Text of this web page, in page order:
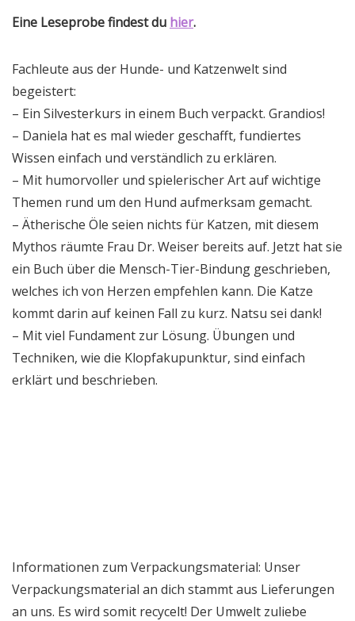
Eine Leseprobe findest du hier.
Fachleute aus der Hunde- und Katzenwelt sind
begeistert:
– Ein Silvesterkurs in einem Buch verpackt. Grandios!
– Daniela hat es mal wieder geschafft, fundiertes
Wissen einfach und verständlich zu erklären.
– Mit humorvoller und spielerischer Art auf wichtige
Themen rund um den Hund aufmerksam gemacht.
– Ätherische Öle seien nichts für Katzen, mit diesem
Mythos räumte Frau Dr. Weiser bereits auf. Jetzt hat sie
ein Buch über die Mensch-Tier-Bindung geschrieben,
welches ich von Herzen empfehlen kann. Die Katze
kommt darin auf keinen Fall zu kurz. Natsu sei dank!
– Mit viel Fundament zur Lösung. Übungen und
Techniken, wie die Klopfakupunktur, sind einfach
erklärt und beschrieben.
Informationen zum Verpackungsmaterial: Unser
Verpackungsmaterial an dich stammt aus Lieferungen
an uns. Es wird somit recycelt! Der Umwelt zuliebe